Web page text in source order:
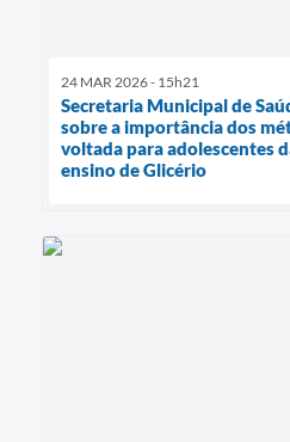
24 MAR 2026 - 15h21
Secretaria Municipal de
sobre a importância dos
voltada para adolescentes
ensino de Glicério